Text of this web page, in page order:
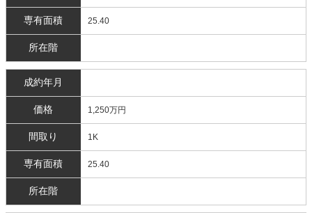
専有面積 25.40
所在階
成約年月
価格 1,250万円
間取り 1K
専有面積 25.40
所在階